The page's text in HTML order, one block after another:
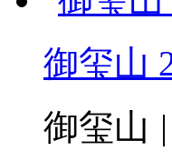
御玺山
御玺山 |